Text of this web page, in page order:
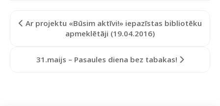
Ar projektu «Būsim aktīvi!» iepazīstas bibliotēku
apmeklētāji (19.04.2016)
31.maijs – Pasaules diena bez tabakas!